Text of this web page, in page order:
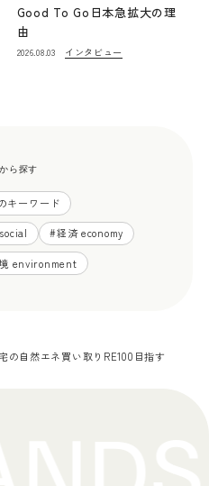
Good To Go日本急拡大の理
由
2026.08.03 インタビュー
ら探す
キーワード
#経済 economy
environment
の自然エネ買い取りRE100目指す